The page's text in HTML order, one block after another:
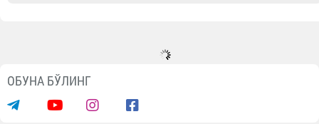
ОБУНА БЎЛИНГ